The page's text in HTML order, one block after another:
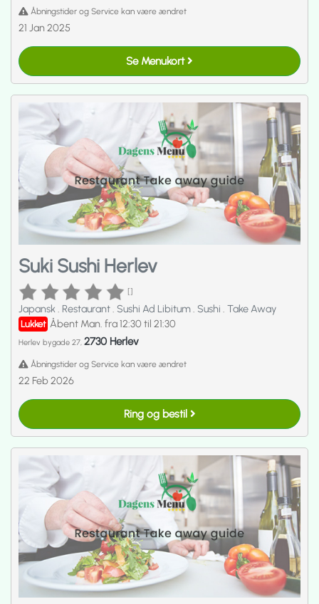
Åbningstider og Service kan være ændret
21 Jan 2025
Se Menukort
Suki Sushi Herlev
[]
Japansk. Restaurant. Sushi Ad Libitum. Sushi . Take Away
Lukket Åbent Man. fra 12:30 til 21:30
Herlev bygade 27, 2730 Herlev
Åbningstider og Service kan være ændret
22 Feb 2026
Ring og bestil